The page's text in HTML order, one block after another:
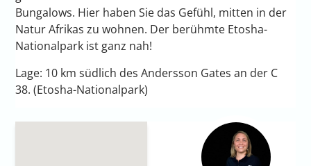
Bungalows. Hier haben Sie das Gefühl, mitten in der
Natur Afrikas zu wohnen. Der berühmte Etosha-
Nationalpark ist ganz nah!
Lage: 10 km südlich des Andersson Gates an der C
38. (Etosha-Nationalpark)